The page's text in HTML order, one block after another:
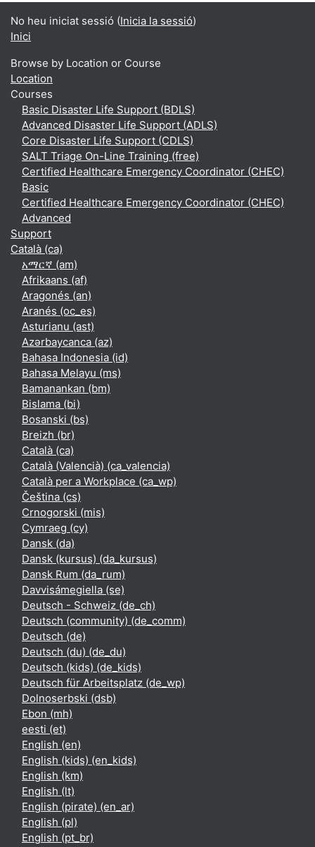
No heu iniciat sessió (Inicia la sessió)
Inici
Browse by Location or Course
Location
Courses
Basic Disaster Life Support (BDLS)
Advanced Disaster Life Support (ADLS)
Core Disaster Life Support (CDLS)
SALT Triage On-Line Training (free)
Certified Healthcare Emergency Coordinator (CHEC)
Basic
Certified Healthcare Emergency Coordinator (CHEC)
Advanced
Support
Català ‎(ca)‎
አማርኛ ‎(am)‎
Afrikaans ‎(af)‎
Aragonés ‎(an)‎
Aranés ‎(oc_es)‎
Asturianu ‎(ast)‎
Azərbaycanca ‎(az)‎
Bahasa Indonesia ‎(id)‎
Bahasa Melayu ‎(ms)‎
Bamanankan ‎(bm)‎
Bislama ‎(bi)‎
Bosanski ‎(bs)‎
Breizh ‎(br)‎
Català ‎(ca)‎
Català (Valencià) ‎(ca_valencia)‎
Català per a Workplace ‎(ca_wp)‎
Čeština ‎(cs)‎
Crnogorski ‎(mis)‎
Cymraeg ‎(cy)‎
Dansk ‎(da)‎
Dansk (kursus) ‎(da_kursus)‎
Dansk Rum ‎(da_rum)‎
Davvisámegiella ‎(se)‎
Deutsch - Schweiz ‎(de_ch)‎
Deutsch (community) ‎(de_comm)‎
Deutsch ‎(de)‎
Deutsch (du) ‎(de_du)‎
Deutsch (kids) ‎(de_kids)‎
Deutsch für Arbeitsplatz ‎(de_wp)‎
Dolnoserbski ‎(dsb)‎
Ebon ‎(mh)‎
eesti ‎(et)‎
English ‎(en)‎
English (kids) ‎(en_kids)‎
English ‎(km)‎
English ‎(lt)‎
English (pirate) ‎(en_ar)‎
English ‎(pl)‎
English ‎(pt_br)‎